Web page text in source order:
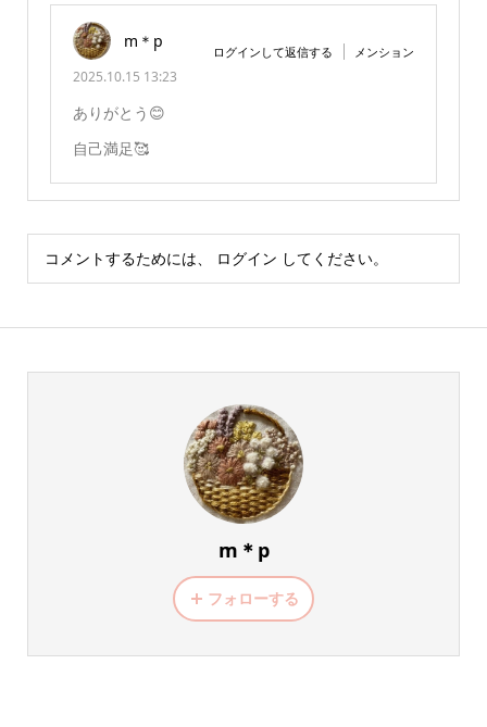
m＊p
2025.10.15 13:23
ログインして返信する メンション
ありがとう😊
自己満足🥰
コメントするためには、 ログイン してください。
m＊p
フォローする